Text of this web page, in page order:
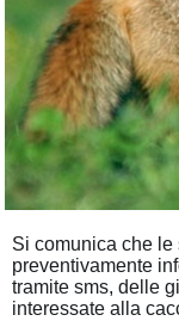
Si comunica che
preventivamente
tramite sms, delle
interessate alla